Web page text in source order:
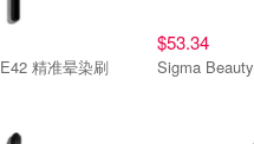
Sigma Beauty E42 精准晕染刷
$53.34